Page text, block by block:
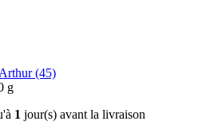
(45)
g
1 jour(s) avant la livraison